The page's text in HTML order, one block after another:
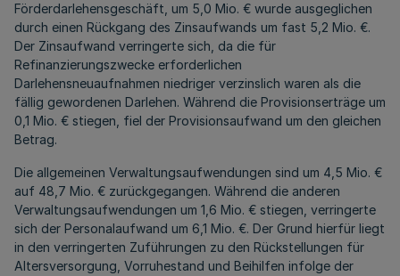
Förderdarlehensgeschäft, um 5,0 Mio. € wurde ausgeglichen
durch einen Rückgang des Zinsaufwands um fast 5,2 Mio. €.
Der Zinsaufwand verringerte sich, da die für
Refinanzierungszwecke erforderlichen
Darlehensneuaufnahmen niedriger verzinslich waren als die
fällig gewordenen Darlehen. Während die Provisionserträge um
0,1 Mio. € stiegen, fiel der Provisionsaufwand um den gleichen
Betrag.
Die allgemeinen Verwaltungsaufwendungen sind um 4,5 Mio. €
auf 48,7 Mio. € zurückgegangen. Während die anderen
Verwaltungsaufwendungen um 1,6 Mio. € stiegen, verringerte
sich der Personalaufwand um 6,1 Mio. €. Der Grund hierfür liegt
in den verringerten Zuführungen zu den Rückstellungen für
Altersversorgung, Vorruhestand und Beihilfen infolge der